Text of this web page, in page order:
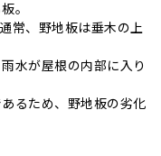
。
常、野地板は垂木の上
水が屋根の内部に入り
るため、野地板の劣化